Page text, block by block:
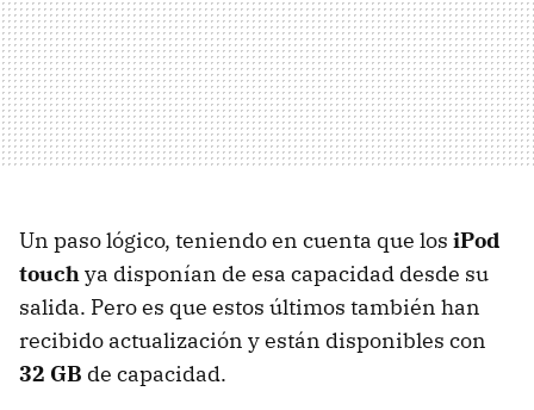
Un paso lógico, teniendo en cuenta que los iPod
touchya disponían de esa capacidad desde su
salida. Pero es que estos últimos también han
recibido actualización y están disponibles con
32 GB de capacidad.